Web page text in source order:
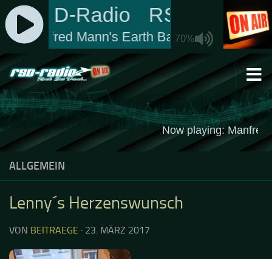
Zum Inhalt springen
ALLGEMEIN
Lenny´s Herzenswunsch
VON BEITRAEGE · 23. MÄRZ 2017